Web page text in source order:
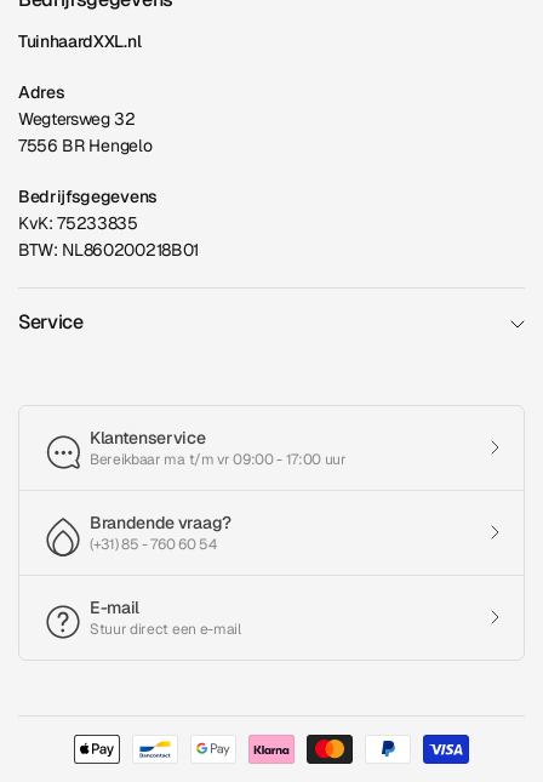
TuinhaardXXL.nl
Adres
Wegtersweg 32
7556 BR Hengelo
Bedrijfsgegevens
KvK: 75233835
BTW: NL860200218B01
Service
Klantenservice
Bereikbaar ma t/m vr 09:00 - 17:00 uur
Brandende vraag?
(+31) 85 - 760 60 54
E-mail
Stuur direct een e-mail